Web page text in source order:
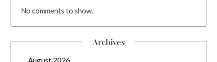
No comments to show.
Archives
August 2026